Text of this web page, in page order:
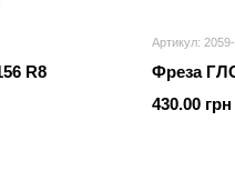
R8
Артикул:
Фреза
430.00 грн